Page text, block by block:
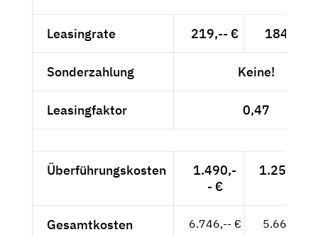
Leasingrate 219,-- € 184,03 €
Sonderzahlung Keine!
Leasingfaktor 0,47
Überführungskosten
1.490,-
- €
1.252,10
Gesamtkosten 6.746,-- € 5.668,91